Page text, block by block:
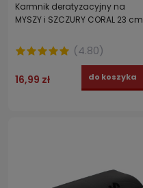
Karmnik deratyzacyjny na
MYSZY i SZCZURY CORAL 23 cm
(4.80)
16,99 zł do koszyka